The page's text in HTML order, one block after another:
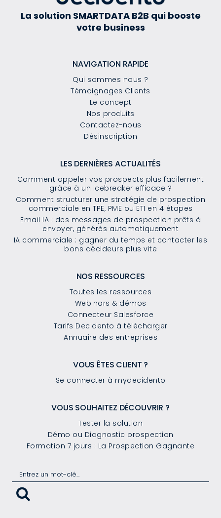
La solution SMARTDATA B2B qui booste
votre business
NAVIGATION RAPIDE
Qui sommes nous ?
Témoignages Clients
Le concept
Nos produits
Contactez-nous
Désinscription
LES DERNIÈRES ACTUALITÉS
Comment appeler vos prospects plus facilement
grâce à un icebreaker efficace ?
Comment structurer une stratégie de prospection
commerciale en TPE, PME ou ETI en 4 étapes
Email IA : des messages de prospection prêts à
envoyer, générés automatiquement
IA commerciale : gagner du temps et contacter les
bons décideurs plus vite
NOS RESSOURCES
Toutes les ressources
Webinars & démos
Connecteur Salesforce
Tarifs Decidento à télécharger
Annuaire des entreprises
VOUS ÊTES CLIENT ?
Se connecter à mydecidento
VOUS SOUHAITEZ DÉCOUVRIR ?
Tester la solution
Démo ou Diagnostic prospection
Formation 7 jours : La Prospection Gagnante